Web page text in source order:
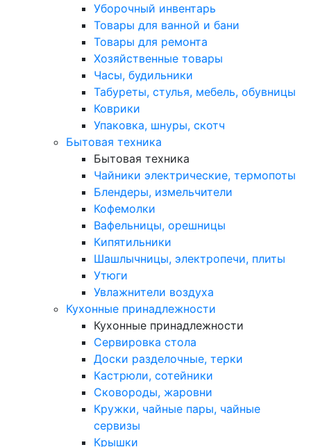
Уборочный инвентарь
Товары для ванной и бани
Товары для ремонта
Хозяйственные товары
Часы, будильники
Табуреты, стулья, мебель, обувницы
Коврики
Упаковка, шнуры, скотч
Бытовая техника
Бытовая техника
Чайники электрические, термопоты
Блендеры, измельчители
Кофемолки
Вафельницы, орешницы
Кипятильники
Шашлычницы, электропечи, плиты
Утюги
Увлажнители воздуха
Кухонные принадлежности
Кухонные принадлежности
Сервировка стола
Доски разделочные, терки
Кастрюли, сотейники
Сковороды, жаровни
Кружки, чайные пары, чайные
сервизы
Крышки